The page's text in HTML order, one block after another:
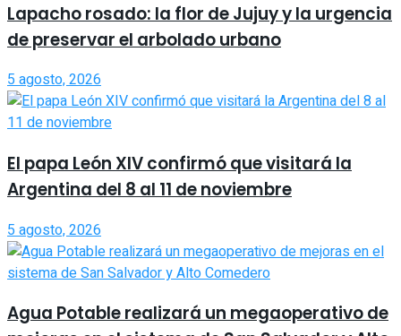
Lapacho rosado: la flor de Jujuy y la urgencia
de preservar el arbolado urbano
5 agosto, 2026
El papa León XIV confirmó que visitará la
Argentina del 8 al 11 de noviembre
5 agosto, 2026
Agua Potable realizará un megaoperativo de